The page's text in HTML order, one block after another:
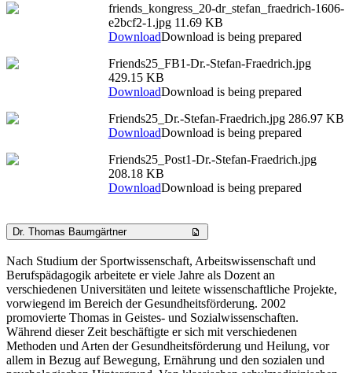
friends_kongress_20-dr_stefan_fraedrich-1606-
e2bcf2-1.jpg 11.69 KB
DownloadDownload is being prepared
Friends25_FB1-Dr.-Stefan-Fraedrich.jpg
429.15 KB
DownloadDownload is being prepared
Friends25_Dr.-Stefan-Fraedrich.jpg 286.97 KB
DownloadDownload is being prepared
Friends25_Post1-Dr.-Stefan-Fraedrich.jpg
208.18 KB
DownloadDownload is being prepared
Dr. Thomas Baumgärtner
Nach Studium der Sportwissenschaft, Arbeitswissenschaft und
Berufspädagogik arbeitete er viele Jahre als Dozent an
verschiedenen Universitäten und leitete wissenschaftliche Projekte,
vorwiegend im Bereich der Gesundheitsförderung. 2002
promovierte Thomas in Geistes- und Sozialwissenschaften.
Während dieser Zeit beschäftigte er sich mit verschiedenen
Methoden und Arten der Gesundheitsförderung und Heilung, vor
allem in Bezug auf Bewegung, Ernährung und den sozialen und